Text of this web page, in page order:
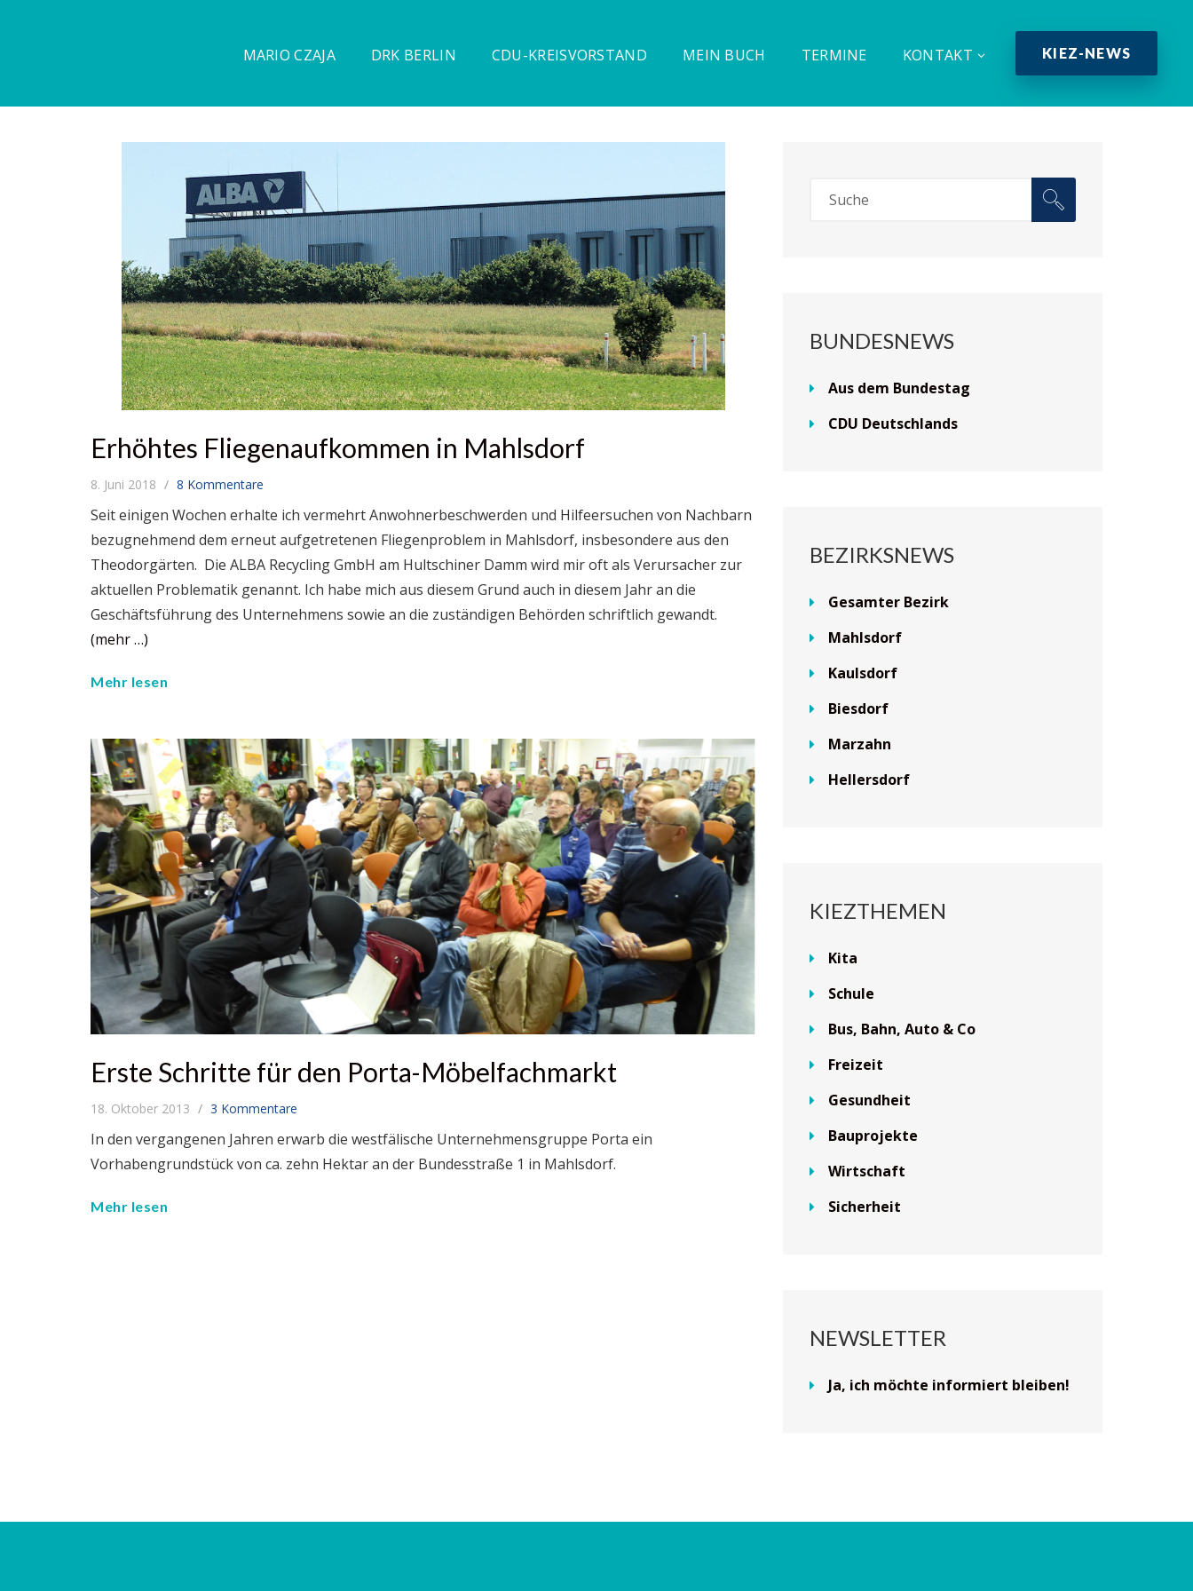
MARIO CZAJA DRK BERLIN CDU-KREISVORSTAND MEIN BUCH TERMINE KONTAKT KIEZ-NEWS
Erhöhtes Fliegenaufkommen in Mahlsdorf
8. Juni 2018 8 Kommentare
Seit einigen Wochen erhalte ich vermehrt Anwohnerbeschwerden und Hilfeersuchen von Nachbarn
bezugnehmend dem erneut aufgetretenen Fliegenproblem in Mahlsdorf, insbesondere aus den
Theodorgärten. Die ALBA Recycling GmbH am Hultschiner Damm wird mir oft als Verursacher zur
aktuellen Problematik genannt. Ich habe mich aus diesem Grund auch in diesem Jahr an die
Geschäftsführung des Unternehmens sowie an die zuständigen Behörden schriftlich gewandt.
(mehr …)
Mehr lesen
Erste Schritte für den Porta-Möbelfachmarkt
18. Oktober 2013 3 Kommentare
In den vergangenen Jahren erwarb die westfälische Unternehmensgruppe Porta ein
Vorhabengrundstück von ca. zehn Hektar an der Bundesstraße 1 in Mahlsdorf.
Mehr lesen
BUNDESNEWS
Aus dem Bundestag
CDU Deutschlands
BEZIRKSNEWS
Gesamter Bezirk
Mahlsdorf
Kaulsdorf
Biesdorf
Marzahn
Hellersdorf
KIEZTHEMEN
Kita
Schule
Bus, Bahn, Auto & Co
Freizeit
Gesundheit
Bauprojekte
Wirtschaft
Sicherheit
NEWSLETTER
Ja, ich möchte informiert bleiben!